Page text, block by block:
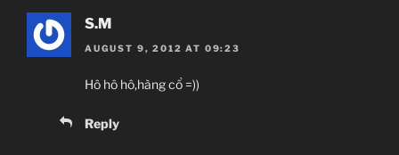
S.M
AUGUST 9, 2012 AT 09:23
Hô hô hô,hàng cổ =))
Reply